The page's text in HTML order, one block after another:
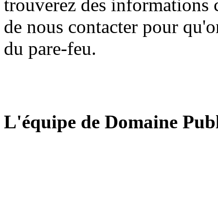
trouverez des informations
de nous contacter pour
du pare-feu.
L'équipe de Domaine